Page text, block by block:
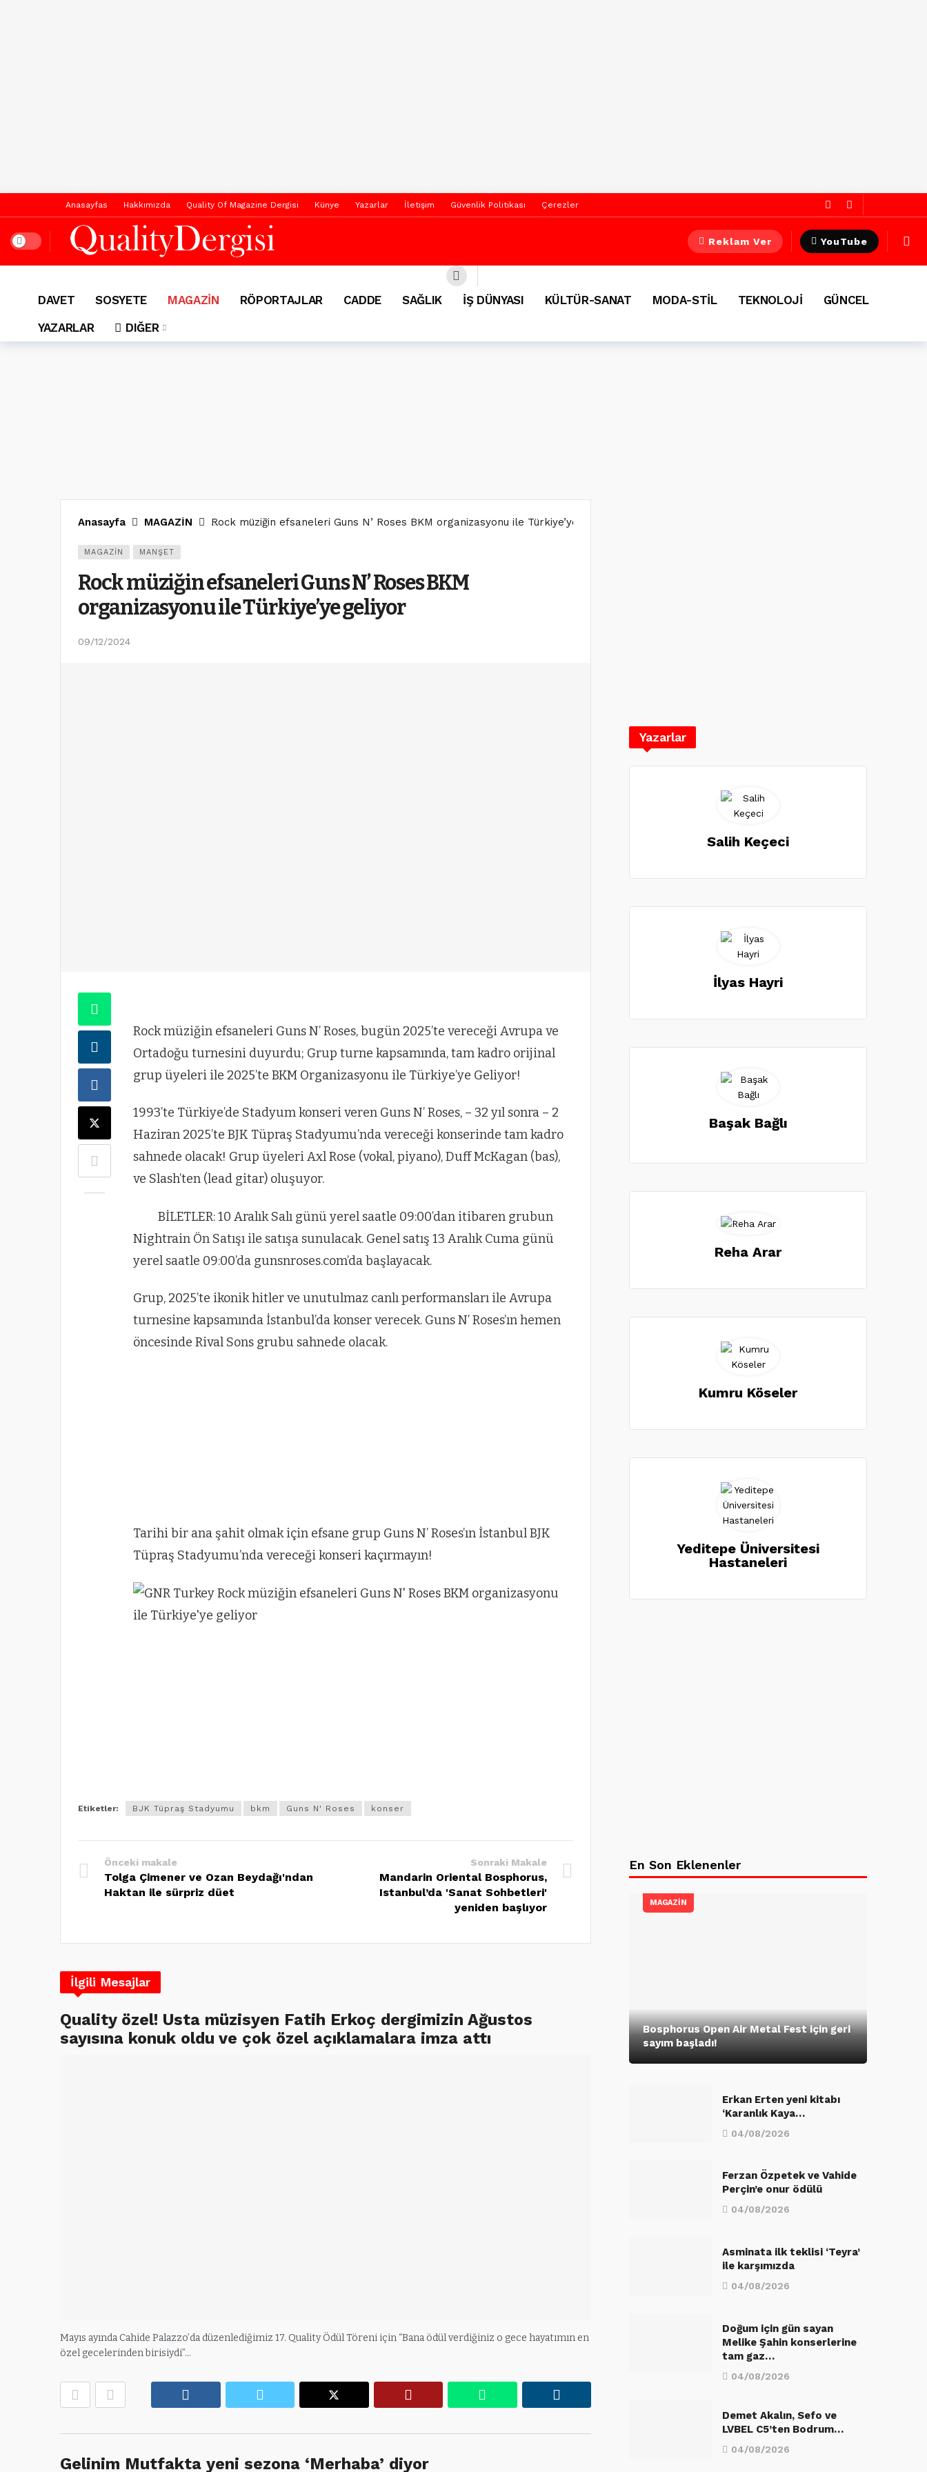
Anasayfas Hakkımızda Quality Of Magazine Dergisi Künye Yazarlar İletişim Güvenlik Politikası Çerezler
Dark mode Reklam Ver YouTube
DAVET SOSYETE MAGAZİN RÖPORTAJLAR CADDE SAĞLIK İŞ DÜNYASI KÜLTÜR-SANAT MODA-STİL TEKNOLOJİ
GÜNCEL
YAZARLAR
DIĞER
Anasayfa MAGAZİN Rock müziğin efsaneleri Guns N’ Roses BKM organizasyonu ile Türkiye’ye geliyor
MAGAZİN MANŞET
Rock müziğin efsaneleri Guns N’ Roses BKM
organizasyonu ile Türkiye’ye geliyor
09/12/2024
Rock müziğin efsaneleri Guns N’ Roses, bugün 2025’te vereceği Avrupa ve
Ortadoğu turnesini duyurdu; Grup turne kapsamında, tam kadro orijinal
grup üyeleri ile 2025’te BKM Organizasyonu ile Türkiye’ye Geliyor!
1993’te Türkiye’de Stadyum konseri veren Guns N’ Roses, – 32 yıl sonra – 2
Haziran 2025’te BJK Tüpraş Stadyumu’nda vereceği konserinde tam kadro
sahnede olacak! Grup üyeleri Axl Rose (vokal, piyano), Duff McKagan (bas),
ve Slash’ten (lead gitar) oluşuyor.
BİLETLER: 10 Aralık Salı günü yerel saatle 09:00’dan itibaren grubun
Nightrain Ön Satışı ile satışa sunulacak. Genel satış 13 Aralık Cuma günü
yerel saatle 09:00’da gunsnroses.com’da başlayacak.
Grup, 2025’te ikonik hitler ve unutulmaz canlı performansları ile Avrupa
turnesine kapsamında İstanbul’da konser verecek. Guns N’ Roses’ın hemen
öncesinde Rival Sons grubu sahnede olacak.
Tarihi bir ana şahit olmak için efsane grup Guns N’ Roses’ın İstanbul BJK
Tüpraş Stadyumu’nda vereceği konseri kaçırmayın!
Etiketler: BJK Tüpraş Stadyumu bkm Guns N' Roses konser
Önceki makale
Tolga Çimener ve Ozan Beydağı'ndan
Haktan ile sürpriz düet
Sonraki Makale
Mandarin Oriental Bosphorus,
Istanbul’da 'Sanat Sohbetleri'
yeniden başlıyor
İlgili Mesajlar
Quality özel! Usta müzisyen Fatih Erkoç dergimizin Ağustos
sayısına konuk oldu ve çok özel açıklamalara imza attı
Mayıs ayında Cahide Palazzo’da düzenlediğimiz 17. Quality Ödül Töreni için “Bana ödül verdiğiniz o gece hayatımın en
özel gecelerinden birisiydi”…
Gelinim Mutfakta yeni sezona ‘Merhaba’ diyor
Yazarlar
Salih Keçeci
İlyas Hayri
Başak Bağlı
Reha Arar
Kumru Köseler
Yeditepe Üniversitesi
Hastaneleri
En Son Eklenenler
MAGAZİN
Bosphorus Open Air Metal Fest için geri
sayım başladı!
Erkan Erten yeni kitabı
‘Karanlık Kaya…
04/08/2026
Ferzan Özpetek ve Vahide
Perçin’e onur ödülü
04/08/2026
Asminata ilk teklisi ‘Teyra’
ile karşımızda
04/08/2026
Doğum için gün sayan
Melike Şahin konserlerine
tam gaz…
04/08/2026
Demet Akalın, Sefo ve
LVBEL C5’ten Bodrum…
04/08/2026